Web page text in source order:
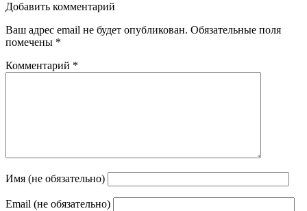
Добавить комментарий
Ваш адрес email не будет опубликован. Обязательные поля
помечены *
Комментарий *
Имя (не обязательно)
Email (не обязательно)